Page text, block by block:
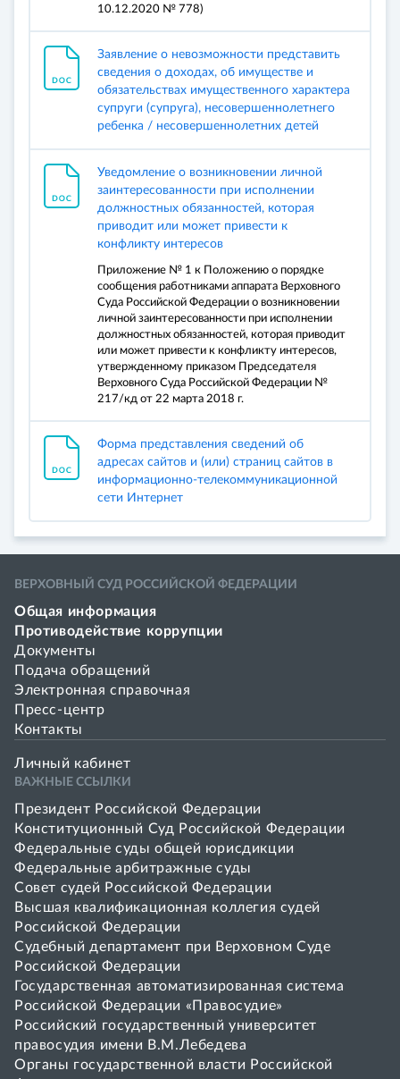
10.12.2020 № 778)
Заявление о невозможности представить
сведения о доходах, об имуществе и
обязательствах имущественного характера
супруги (супруга), несовершеннолетнего
ребенка / несовершеннолетних детей
Уведомление о возникновении личной
заинтересованности при исполнении
должностных обязанностей, которая
приводит или может привести к
конфликту интересов
Приложение № 1 к Положению о порядке
сообщения работниками аппарата Верховного
Суда Российской Федерации о возникновении
личной заинтересованности при исполнении
должностных обязанностей, которая приводит
или может привести к конфликту интересов,
утвержденному приказом Председателя
Верховного Суда Российской Федерации №
217/кд от 22 марта 2018 г.
Форма представления сведений об
адресах сайтов и (или) страниц сайтов в
информационно-телекоммуникационной
сети Интернет
ВЕРХОВНЫЙ СУД РОССИЙСКОЙ ФЕДЕРАЦИИ
Общая информация
Противодействие коррупции
Документы
Подача обращений
Электронная справочная
Пресс-центр
Контакты
Личный кабинет
ВАЖНЫЕ ССЫЛКИ
Президент Российской Федерации
Конституционный Суд Российской Федерации
Федеральные суды общей юрисдикции
Федеральные арбитражные суды
Совет cудей Российской Федерации
Высшая квалификационная коллегия судей
Российской Федерации
Судебный департамент при Верховном Суде
Российской Федерации
Государственная автоматизированная система
Российской Федерации «Правосудие»
Pоссийский государственный университет
правосудия имени В.М.Лебедева
Органы государственной власти Российской